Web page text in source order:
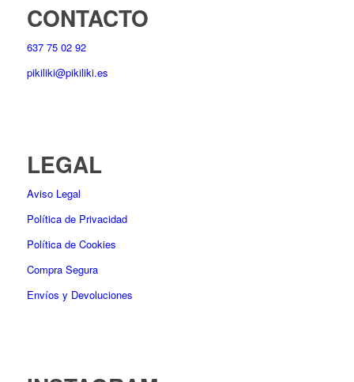
CONTACTO
637 75 02 92
pikiliki@pikiliki.es
LEGAL
Aviso Legal
Política de Privacidad
Política de Cookies
Compra Segura
Envíos y Devoluciones